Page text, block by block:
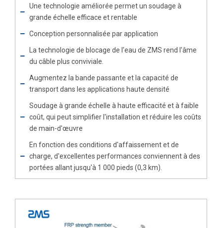
Une technologie améliorée permet un soudage à
grande échelle efficace et rentable
Conception personnalisée par application
La technologie de blocage de l'eau de ZMS rend l'âme
du câble plus conviviale.
Augmentez la bande passante et la capacité de
transport dans les applications haute densité
Soudage à grande échelle à haute efficacité et à faible
coût, qui peut simplifier l'installation et réduire les coûts
de main-d'œuvre
En fonction des conditions d'affaissement et de
charge, d'excellentes performances conviennent à des
portées allant jusqu'à 1 000 pieds (0,3 km).